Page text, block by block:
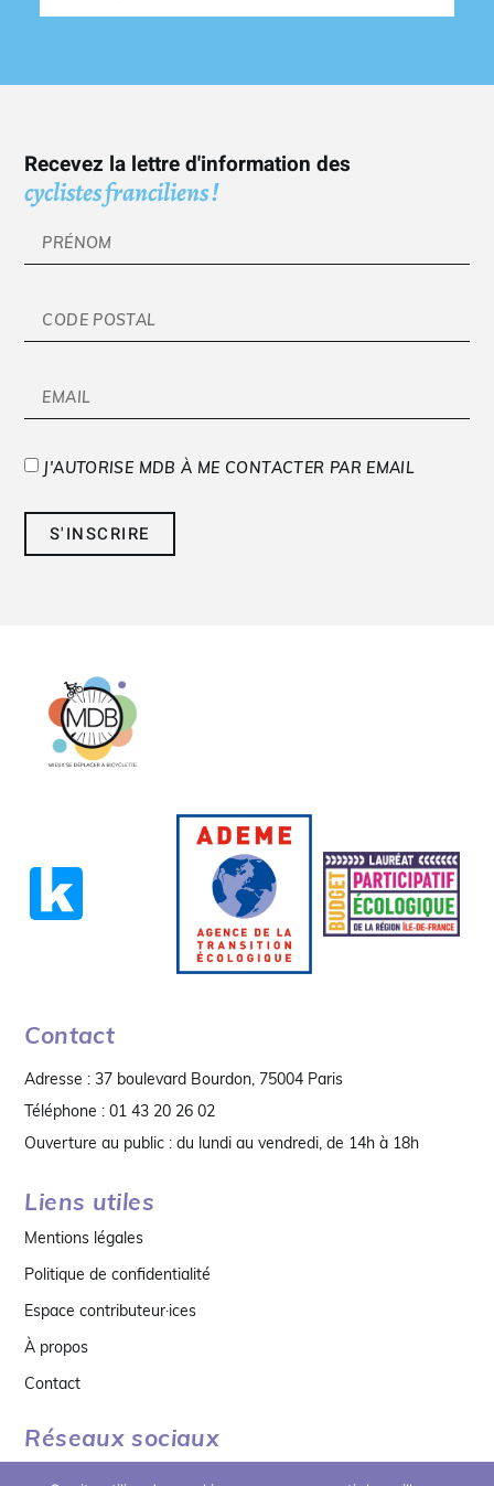
Recevez la lettre d'information des
cyclistes franciliens !
J'AUTORISE MDB À ME CONTACTER PAR EMAIL
S'INSCRIRE
Contact
Adresse : 37 boulevard Bourdon, 75004 Paris
Téléphone : 01 43 20 26 02
Ouverture au public : du lundi au vendredi, de 14h à 18h
Liens utiles
Mentions légales
Politique de confidentialité
Espace contributeur·ices
À propos
Contact
Réseaux sociaux